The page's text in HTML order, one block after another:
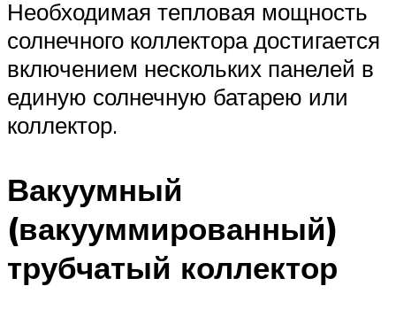
Необходимая тепловая мощность
солнечного коллектора достигается
включением нескольких панелей в
единую солнечную батарею или
коллектор.
Вакуумный
(вакууммированный)
трубчатый коллектор